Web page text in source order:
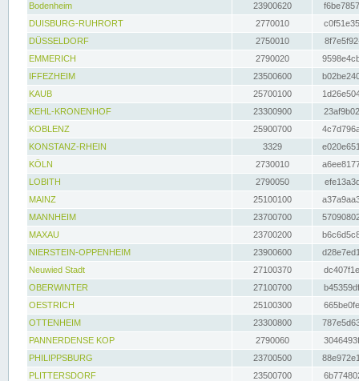
Bodenheim
23900620
DUISBURG-RUHRORT
2770010
DÜSSELDORF
2750010
EMMERICH
2790020
IFFEZHEIM
23500600
KAUB
25700100
KEHL-KRONENHOF
23300900
KOBLENZ
25900700
KONSTANZ-RHEIN
3329
KÖLN
2730010
LOBITH
2790050
MAINZ
25100100
MANNHEIM
23700700
MAXAU
23700200
NIERSTEIN-OPPENHEIM
23900600
Neuwied Stadt
27100370
OBERWINTER
27100700
OESTRICH
25100300
OTTENHEIM
23300800
PANNERDENSE KOP
2790060
PHILIPPSBURG
23700500
PLITTERSDORF
23500700